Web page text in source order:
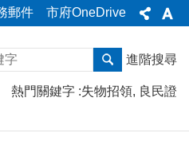
郵件 市府OneDrive
進階搜尋
熱門關鍵字 失物招領 良民證